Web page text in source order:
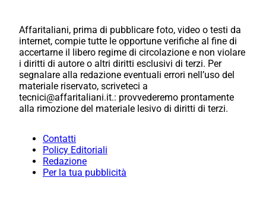
Affaritaliani, prima di pubblicare foto, video o testi da
internet, compie tutte le opportune verifiche al fine di
accertarne il libero regime di circolazione e non violare
i diritti di autore o altri diritti esclusivi di terzi. Per
segnalare alla redazione eventuali errori nell’uso del
materiale riservato, scriveteci a
tecnici@affaritaliani.it.: provvederemo prontamente
alla rimozione del materiale lesivo di diritti di terzi.
Contatti
Policy Editoriali
Redazione
Per la tua pubblicità